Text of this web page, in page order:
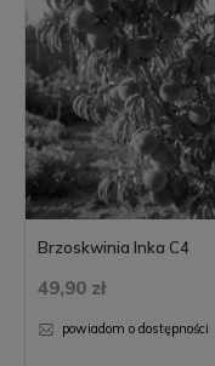
Brzoskwinia Inka C4
49,90 zł
powiadom o dostępności